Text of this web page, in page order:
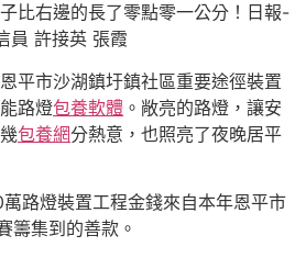
比右邊的長了零點零一公分！日報-
員 許接英 張霞
平市沙湖鎮圩鎮社區重要途徑裝置
路燈包養軟體 。敞亮的路燈，讓安
包養網分熱意，也照亮了夜晚居平
路燈裝置工程金錢來自本年恩平市
籌集到的善款。